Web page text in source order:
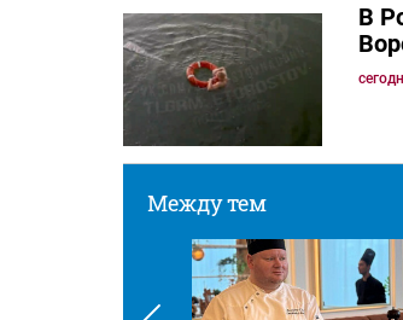
В
Между тем